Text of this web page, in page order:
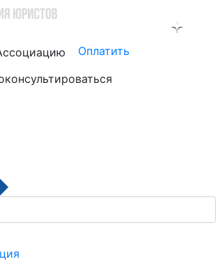
Оплатить